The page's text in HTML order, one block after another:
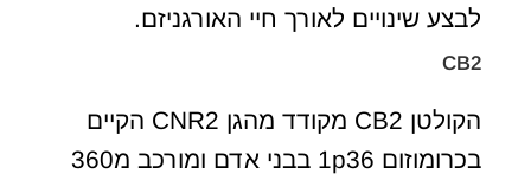
לבצע שינויים לאורך חיי האורגניזם.
CB2
הקולטן CB2 מקודד מהגן CNR2 הקיים
בכרומוזום 1p36 בבני אדם ומורכב מ360